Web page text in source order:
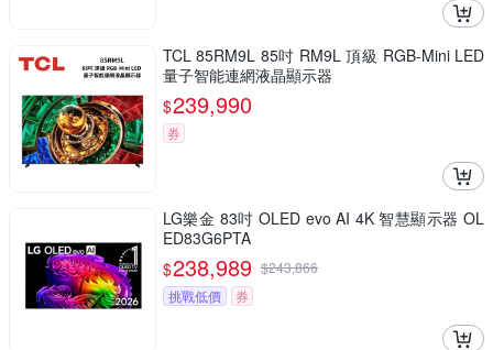
TCL 85RM9L 85吋 RM9L 頂級 RGB-Mini LED
量子智能連網液晶顯示器
$239,990
券
LG樂金 83吋 OLED evo AI 4K 智慧顯示器 OL
ED83G6PTA
$238,989 $243,866
挑戰低價
券